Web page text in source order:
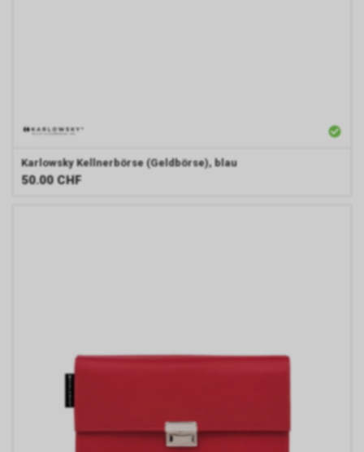
Karlowsky Kellnerbörse (Geldbörse), blau
50.00 CHF